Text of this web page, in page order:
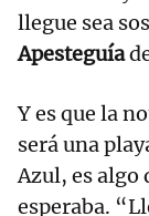
llegue sea
Apesteguía
Y es que la
será una
Azul, es algo
esperaba.